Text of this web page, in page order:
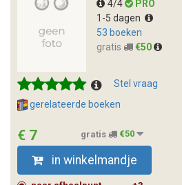
4/4
PRO
1-5 dagen
53 boeken
gratis
€50
Stel vraag
gerelateerde boeken
€ 7 gratis €50
in winkelmandje